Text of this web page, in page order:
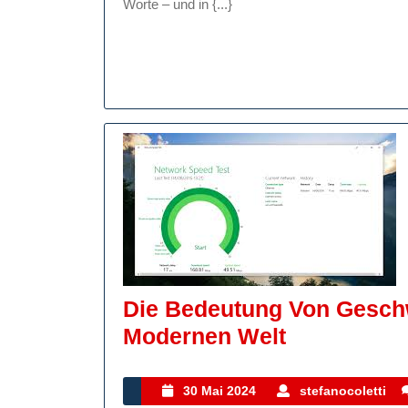
Worte – und in {...}
Die Bedeutung Von
Modernen WeltDie
Von
30 Mai 2024
30
stefanocoletti